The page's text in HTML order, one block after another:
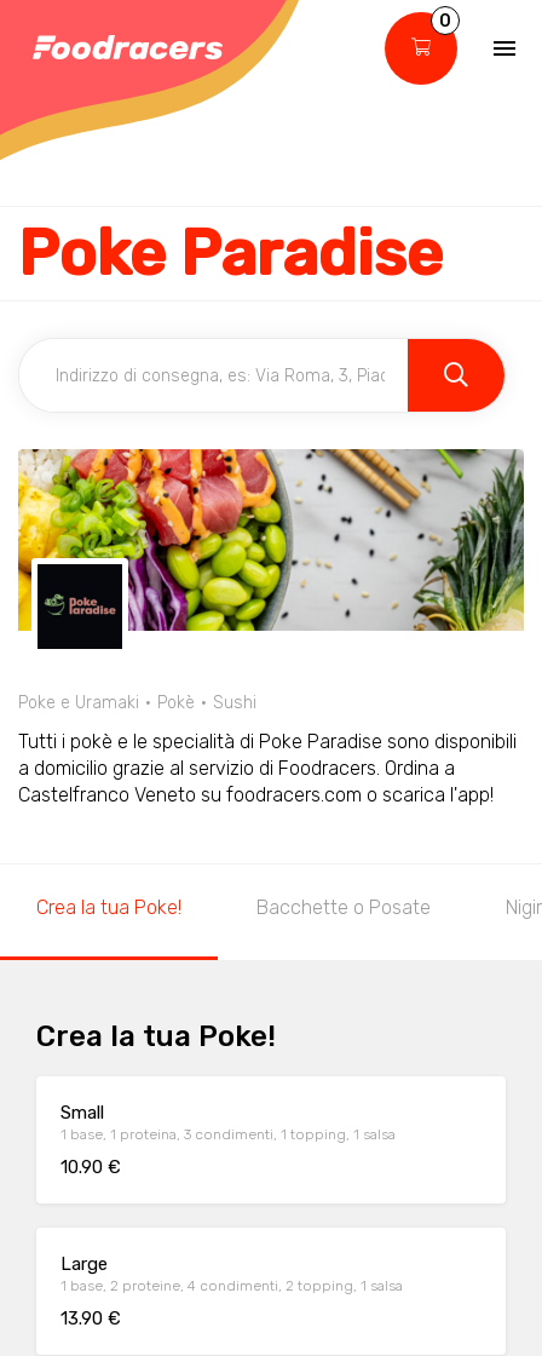
0
Poke Paradise
Poke e Uramaki Pokè Sushi
Tutti i pokè e le specialità di Poke Paradise sono disponibili
a domicilio grazie al servizio di Foodracers. Ordina a
Castelfranco Veneto su foodracers.com o scarica l'app!
Crea la tua Poke! Bacchette o Posate
Crea la tua Poke!
Small
1 base, 1 proteina, 3 condimenti, 1 topping, 1 salsa
10.90 €
Large
1 base, 2 proteine, 4 condimenti, 2 topping, 1 salsa
13.90 €